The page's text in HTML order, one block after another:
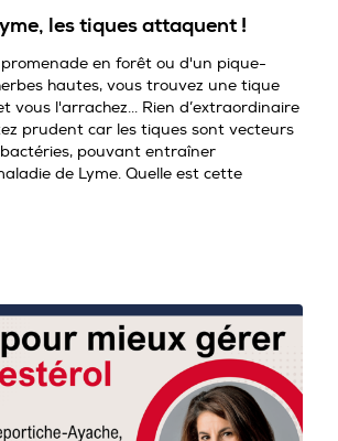
les tiques attaquent !
promenade en forêt ou d'un pique-
hautes, vous trouvez une tique
vous l'arrachez... Rien d’extraordinaire
prudent car les tiques sont vecteurs
pouvant entraîner
de Lyme. Quelle est cette